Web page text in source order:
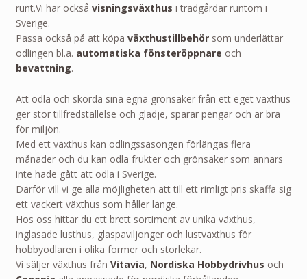
runt.Vi har också visningsväxthus i trädgårdar runtom i
Sverige.
Passa också på att köpa växthustillbehörsom underlättar
odlingen bl.a. automatiska fönsteröppnare och
bevattning.
Att odla och skörda sina egna grönsaker från ett eget växthus
ger stor tillfredställelse och glädje, sparar pengar och är bra
för miljön.
Med ett växthus kan odlingssäsongen förlängas flera
månader och du kan odla frukter och grönsaker som annars
inte hade gått att odla i Sverige.
Därför vill vi ge alla möjligheten att till ett rimligt pris skaffa sig
ett vackert växthus som håller länge.
Hos oss hittar du ett brett sortiment av unika växthus,
inglasade lusthus, glaspaviljonger och lustväxthus för
hobbyodlaren i olika former och storlekar.
Vi säljer växthus från Vitavia, Nordiska Hobbydrivhus och